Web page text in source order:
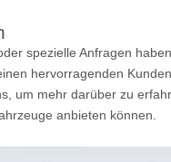
spezielle Anfragen
hervorragenden
um mehr darüber zu
anbieten können.